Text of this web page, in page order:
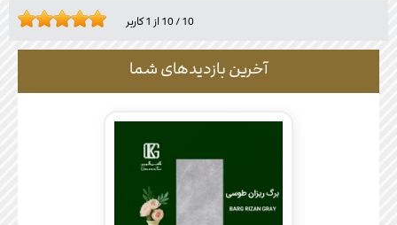
10/10 از 1کاربر
آخرین بازدیدهای شما